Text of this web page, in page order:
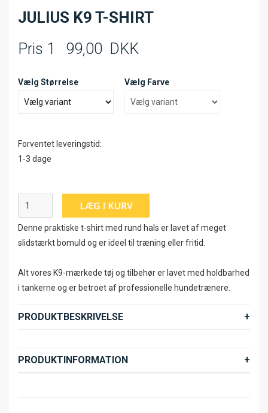
JULIUS K9 T-SHIRT
Pris 1 99,00 DKK
Vælg Størrelse Vælg Farve
Forventet leveringstid:
1-3 dage
Denne praktiske t-shirt med rund hals er lavet af meget
slidstærkt bomuld og er ideel til træning eller fritid.
Alt vores K9-mærkede tøj og tilbehør er lavet med holdbarhed
i tankerne og er betroet af professionelle hundetrænere.
PRODUKTBESKRIVELSE
PRODUKTINFORMATION